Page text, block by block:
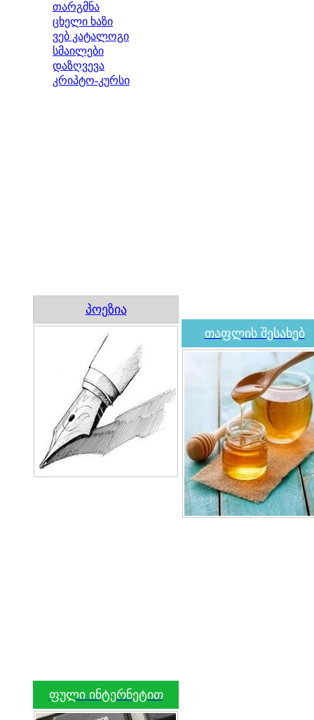
თარგმნა
ცხელი ხაზი
ვებ კატალოგი
სმაილები
დაზღვევა
კრიპტო-კურსი
პოეზია
თაფლის შესახებ
ფული ინტერნეტით